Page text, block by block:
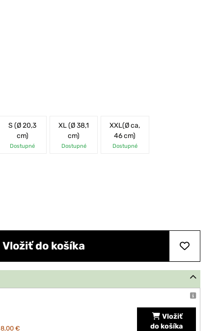
S (Ø 20,3
cm)
Dostupné
XL (Ø 38,1
cm)
Dostupné
XXL(Ø ca,
46 cm)
Dostupné
Vložiť do košíka
€
Vložiť
do košíka